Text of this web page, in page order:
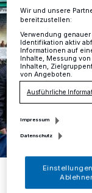
Das Bürgerbus-
Ilona Bungert-Dellit,
Nowodworski,
Wir und unsere
bereitzustellen:
Verwendung
Identifikation aktiv
Informationen auf
Inhalte, Messung
Inhalten,
von Angeboten.
Ausführliche
Impressum
Datenschutz